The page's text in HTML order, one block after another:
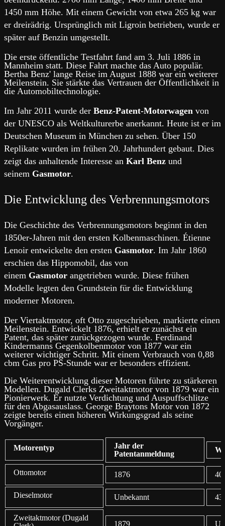
1450 mm Höhe. Mit einem Gewicht von etwa 265 kg war
er dreirädrig. Ursprünglich mit Ligroin betrieben, wurde er
später auf Benzin umgestellt.
Die erste öffentliche Testfahrt fand am 3. Juli 1886 in
Mannheim statt. Diese Fahrt machte das Auto populär.
Bertha Benz' lange Reise im August 1888 war ein weiterer
Meilenstein. Sie stärkte das Vertrauen der Öffentlichkeit in
die Automobiltechnologie.
Im Jahr 2011 wurde der Benz-Patent-Motorwagen von
der UNESCO als Weltkulturerbe anerkannt. Heute ist er im
Deutschen Museum in München zu sehen. Über 150
Replikate wurden im frühen 20. Jahrhundert gebaut. Dies
zeigt das anhaltende Interesse an Karl Benz und
seinem Gasmotor.
Die Entwicklung des Verbrennungsmotors
Die Geschichte des Verbrennungsmotors beginnt in den
1850er-Jahren mit den ersten Kolbenmaschinen. Étienne
Lenoir entwickelte den ersten Gasmotor. Im Jahr 1860
erschien das Hippomobil, das von
einem Gasmotor angetrieben wurde. Diese frühen
Modelle legten den Grundstein für die Entwicklung
moderner Motoren.
Der Viertaktmotor, oft Otto zugeschrieben, markierte einen
Meilenstein. Entwickelt 1876, erhielt er zunächst ein
Patent, das später zurückgezogen wurde. Ferdinand
Kindermanns Gegenkolbenmotor von 1877 war ein
weiterer wichtiger Schritt. Mit einem Verbrauch von 0,88
cbm Gas pro PS-Stunde war er besonders effizient.
Die Weiterentwicklung dieser Motoren führte zu stärkeren
Modellen. Dugald Clerks Zweitaktmotor von 1879 war ein
Pionierwerk. Er nutzte Verdichtung und Auspuffschlitze
für den Abgasauslass. George Braytons Motor von 1872
zeigte bereits einen höheren Wirkungsgrad als seine
Vorgänger.
Motorentyp
Jahr der
Patentanmeldung
Ottomotor 1876
Dieselmotor Unbekannt
Zweitaktmotor (Dugald
1879